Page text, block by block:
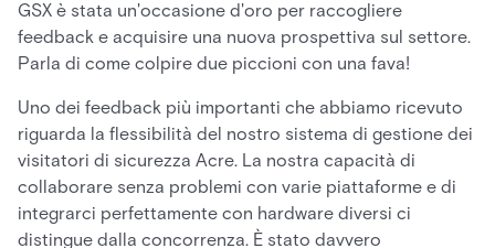
GSX è stata un'occasione d'oro per raccogliere
feedback e acquisire una nuova prospettiva sul settore.
Parla di come colpire due piccioni con una fava!
Uno dei feedback più importanti che abbiamo ricevuto
riguarda la flessibilità del nostro sistema di gestione dei
visitatori di sicurezza Acre. La nostra capacità di
collaborare senza problemi con varie piattaforme e di
integrarci perfettamente con hardware diversi ci
distingue dalla concorrenza. È stato davvero